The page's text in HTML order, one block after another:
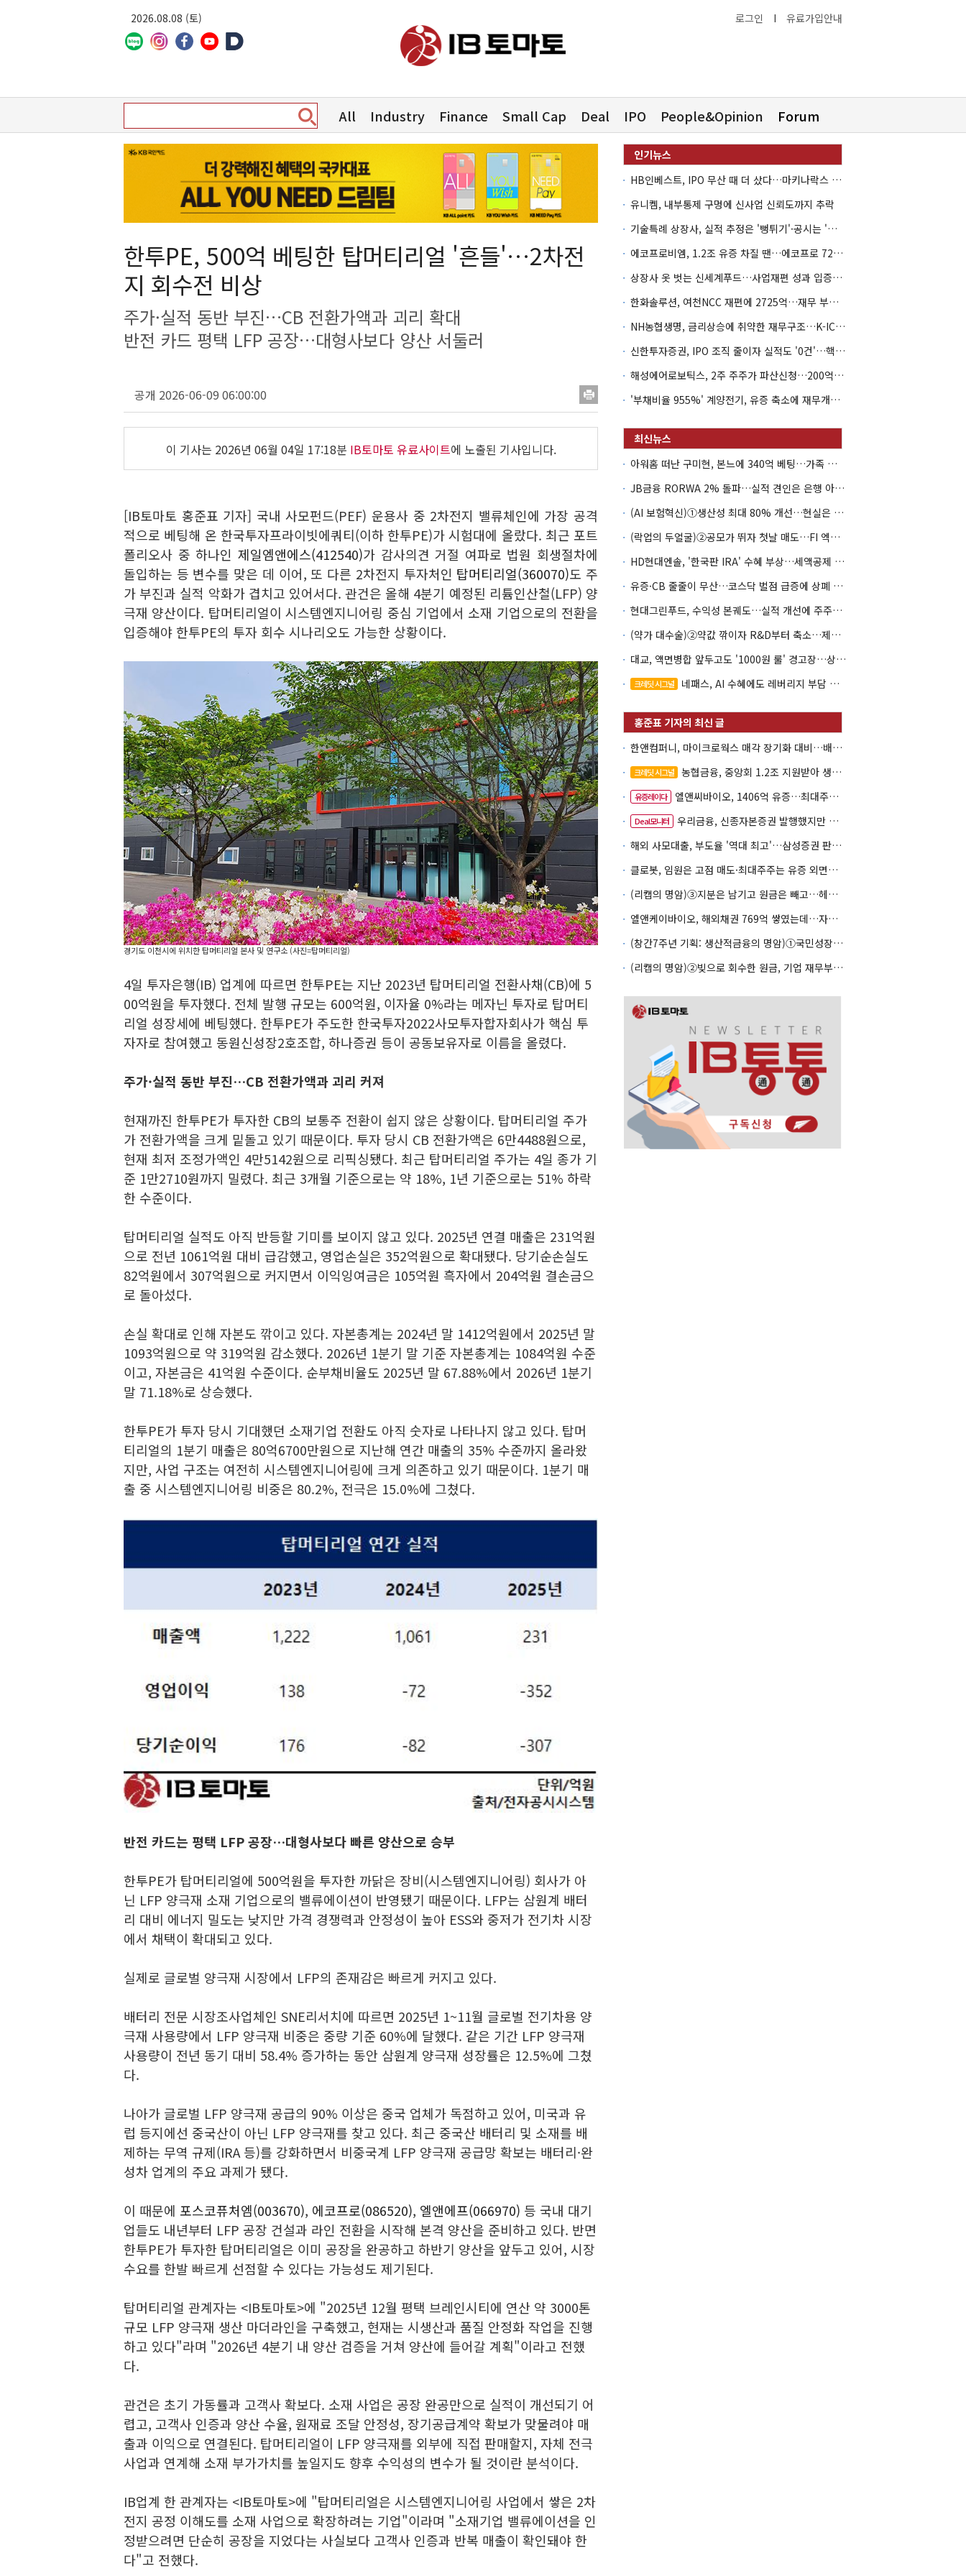
2026.08.08 (토) 로그인 I 유료가입안내
All Industry Finance Small Cap Deal IPO People&Opinion Forum
한투PE, 500억 베팅한 탑머티리얼 '흔들'…2차전
지 회수전 비상
주가·실적 동반 부진…CB 전환가액과 괴리 확대
반전 카드 평택 LFP 공장…대형사보다 양산 서둘러
공개 2026-06-09 06:00:00
이 기사는 2026년 06월 04일 17:18분 IB토마토 유료사이트에 노출된 기사입니다.
[IB토마토 홍준표 기자] 국내 사모펀드(PEF) 운용사 중 2차전지 밸류체인에 가장 공격
적으로 베팅해 온 한국투자프라이빗에쿼티(이하 한투PE)가 시험대에 올랐다. 최근 포트
폴리오사 중 하나인 제일엠앤에스(412540)가 감사의견 거절 여파로 법원 회생절차에
돌입하는 등 변수를 맞은 데 이어, 또 다른 2차전지 투자처인 탑머티리얼(360070)도 주
가 부진과 실적 악화가 겹치고 있어서다. 관건은 올해 4분기 예정된 리튬인산철(LFP) 양
극재 양산이다. 탑머티리얼이 시스템엔지니어링 중심 기업에서 소재 기업으로의 전환을
입증해야 한투PE의 투자 회수 시나리오도 가능한 상황이다.
경기도 이천시에 위치한 탑머티리얼 본사 및 연구소 (사진=탑머티리얼)
4일 투자은행(IB) 업계에 따르면 한투PE는 지난 2023년 탑머티리얼 전환사채(CB)에 5
00억원을 투자했다. 전체 발행 규모는 600억원, 이자율 0%라는 메자닌 투자로 탑머티
리얼 성장세에 베팅했다. 한투PE가 주도한 한국투자2022사모투자합자회사가 핵심 투
자자로 참여했고 동원신성장2호조합, 하나증권 등이 공동보유자로 이름을 올렸다.
주가·실적 동반 부진…CB 전환가액과 괴리 커져
현재까진 한투PE가 투자한 CB의 보통주 전환이 쉽지 않은 상황이다. 탑머티리얼 주가
가 전환가액을 크게 밑돌고 있기 때문이다. 투자 당시 CB 전환가액은 6만4488원으로,
현재 최저 조정가액인 4만5142원으로 리픽싱됐다. 최근 탑머티리얼 주가는 4일 종가 기
준 1만2710원까지 밀렸다. 최근 3개월 기준으로는 약 18%, 1년 기준으로는 51% 하락
한 수준이다.
탑머티리얼 실적도 아직 반등할 기미를 보이지 않고 있다. 2025년 연결 매출은 231억원
으로 전년 1061억원 대비 급감했고, 영업손실은 352억원으로 확대됐다. 당기순손실도
82억원에서 307억원으로 커지면서 이익잉여금은 105억원 흑자에서 204억원 결손금으
로 돌아섰다.
손실 확대로 인해 자본도 깎이고 있다. 자본총계는 2024년 말 1412억원에서 2025년 말
1093억원으로 약 319억원 감소했다. 2026년 1분기 말 기준 자본총계는 1084억원 수준
이고, 자본금은 41억원 수준이다. 순부채비율도 2025년 말 67.88%에서 2026년 1분기
말 71.18%로 상승했다.
한투PE가 투자 당시 기대했던 소재기업 전환도 아직 숫자로 나타나지 않고 있다. 탑머
티리얼의 1분기 매출은 80억6700만원으로 지난해 연간 매출의 35% 수준까지 올라왔
지만, 사업 구조는 여전히 시스템엔지니어링에 크게 의존하고 있기 때문이다. 1분기 매
출 중 시스템엔지니어링 비중은 80.2%, 전극은 15.0%에 그쳤다.
반전 카드는 평택 LFP 공장…대형사보다 빠른 양산으로 승부
한투PE가 탑머티리얼에 500억원을 투자한 까닭은 장비(시스템엔지니어링) 회사가 아
닌 LFP 양극재 소재 기업으로의 밸류에이션이 반영됐기 때문이다. LFP는 삼원계 배터
리 대비 에너지 밀도는 낮지만 가격 경쟁력과 안정성이 높아 ESS와 중저가 전기차 시장
에서 채택이 확대되고 있다.
실제로 글로벌 양극재 시장에서 LFP의 존재감은 빠르게 커지고 있다.
배터리 전문 시장조사업체인 SNE리서치에 따르면 2025년 1~11월 글로벌 전기차용 양
극재 사용량에서 LFP 양극재 비중은 중량 기준 60%에 달했다. 같은 기간 LFP 양극재
사용량이 전년 동기 대비 58.4% 증가하는 동안 삼원계 양극재 성장률은 12.5%에 그쳤
다.
나아가 글로벌 LFP 양극재 공급의 90% 이상은 중국 업체가 독점하고 있어, 미국과 유
럽 등지에선 중국산이 아닌 LFP 양극재를 찾고 있다. 최근 중국산 배터리 및 소재를 배
제하는 무역 규제(IRA 등)를 강화하면서 비중국계 LFP 양극재 공급망 확보는 배터리·완
성차 업계의 주요 과제가 됐다.
이 때문에 포스코퓨처엠(003670), 에코프로(086520), 엘앤에프(066970) 등 국내 대기
업들도 내년부터 LFP 공장 건설과 라인 전환을 시작해 본격 양산을 준비하고 있다. 반면
한투PE가 투자한 탑머티리얼은 이미 공장을 완공하고 하반기 양산을 앞두고 있어, 시장
수요를 한발 빠르게 선점할 수 있다는 가능성도 제기된다.
탑머티리얼 관계자는 <IB토마토>에 "2025년 12월 평택 브레인시티에 연산 약 3000톤
규모 LFP 양극재 생산 마더라인을 구축했고, 현재는 시생산과 품질 안정화 작업을 진행
하고 있다"라며 "2026년 4분기 내 양산 검증을 거쳐 양산에 들어갈 계획"이라고 전했
다.
관건은 초기 가동률과 고객사 확보다. 소재 사업은 공장 완공만으로 실적이 개선되기 어
렵고, 고객사 인증과 양산 수율, 원재료 조달 안정성, 장기공급계약 확보가 맞물려야 매
출과 이익으로 연결된다. 탑머티리얼이 LFP 양극재를 외부에 직접 판매할지, 자체 전극
사업과 연계해 소재 부가가치를 높일지도 향후 수익성의 변수가 될 것이란 분석이다.
IB업계 한 관계자는 <IB토마토>에 "탑머티리얼은 시스템엔지니어링 사업에서 쌓은 2차
전지 공정 이해도를 소재 사업으로 확장하려는 기업"이라며 "소재기업 밸류에이션을 인
정받으려면 단순히 공장을 지었다는 사실보다 고객사 인증과 반복 매출이 확인돼야 한
다"고 전했다.
HB인베스트, IPO 무산 때 더 샀다…마키나락스 투자 2.7배 회수
유니켐, 내부통제 구멍에 신사업 신뢰도까지 추락
기술특례 상장사, 실적 추정은 '뻥튀기'·공시는 '누락'
에코프로비엠, 1.2조 유증 차질 땐…에코프로 7270억 '독박'
상장사 옷 벗는 신세계푸드…사업재편 성과 입증할까
한화솔루션, 여천NCC 재편에 2725억…재무 부담 커지나
NH농협생명, 금리상승에 취약한 재무구조…K-ICS 변동성 '주의보'
신한투자증권, IPO 조직 줄이자 실적도 '0건'…핵심 인력까지 이탈
해성에어로보틱스, 2주 주주가 파산신청…200억 CB 분쟁 확산
'부채비율 955%' 계양전기, 유증 축소에 재무개선 효과 '뚝'
아워홈 떠난 구미현, 본느에 340억 베팅…가족 지배체제 구축
JB금융 RORWA 2% 돌파…실적 견인은 은행 아닌 캐피탈
(AI 보험혁신)①생산성 최대 80% 개선…현실은 '실행 격차'
(락업의 두얼굴)②공모가 뛰자 첫날 매도…FI 엑시트 전략 갈렸다
HD현대엔솔, '한국판 IRA' 수혜 부상…세액공제 선택이 변수
유증·CB 줄줄이 무산…코스닥 벌점 급증에 상폐 압박
현대그린푸드, 수익성 본궤도…실적 개선에 주주환원까지
(약가 대수술)②약값 깎이자 R&D부터 축소…제약업계 비상경영 돌입
대교, 액면병합 앞두고도 '1000원 룰' 경고장…상장유지 시험대
크레딧 시그널 네패스, AI 수혜에도 레버리지 부담 여전
한앤컴퍼니, 마이크로웍스 매각 장기화 대비…배당 회수판 깔았다
크레딧 시그널 농협금융, 중앙회 1.2조 지원받아 생산적금융 확대
유증레이다 엘앤씨바이오, 1406억 유증…최대주주는 절반만 청약
Deal모니터
우리금융, 신종자본증권 발행했지만 차환금리 '부담'
해외 사모대출, 부도율 '역대 최고'…삼성증권 판매상품도 환매 불안
클로봇, 임원은 고점 매도·최대주주는 유증 외면…책임투자 도마
(리캡의 명암)③지분은 남기고 원금은 빼고…헤지펀드로 번진 리캡
엘앤케이바이오, 해외채권 769억 쌓였는데…자회사 4곳 자본잠식
(창간7주년 기획: 생산적금융의 명암)①국민성장펀드 자금흐름 해부
(리캡의 명암)②빚으로 회수한 원금, 기업 재무부담으로 남았다